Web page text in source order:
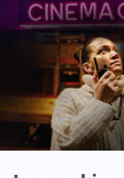
Pourquoi
métiers de la
lire la suite